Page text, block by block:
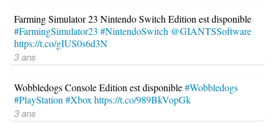
Farming Simulator 23 Nintendo Switch Edition est disponible
#FarmingSimulator23 #NintendoSwitch @GIANTSSoftware
https://t.co/gIUS0s6d3N
3 ans
Wobbledogs Console Edition est disponible#Wobbledogs
#PlayStation#Xboxhttps://t.co/989BkVopGk
3 ans